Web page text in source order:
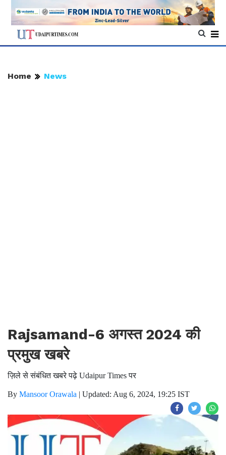
Home News
Rajsamand-6 अगस्त 2024 की
प्रमुख खबरे
ज़िले से संबंधित खबरे पढ़े Udaipur Times पर
By Mansoor Orawala | Updated: Aug 6, 2024, 19:25 IST